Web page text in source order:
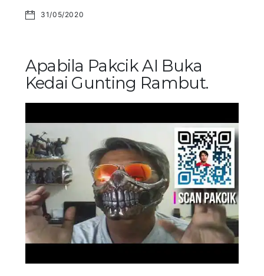
31/05/2020
Apabila Pakcik AI Buka
Kedai Gunting Rambut.